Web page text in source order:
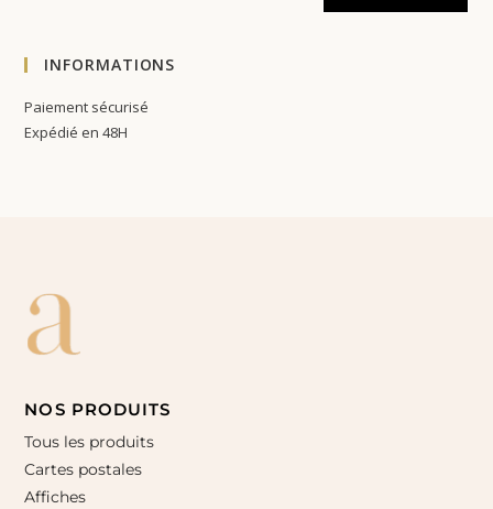
INFORMATIONS
Paiement sécurisé
Expédié en 48H
NOS PRODUITS
Tous les produits
Cartes postales
Affiches